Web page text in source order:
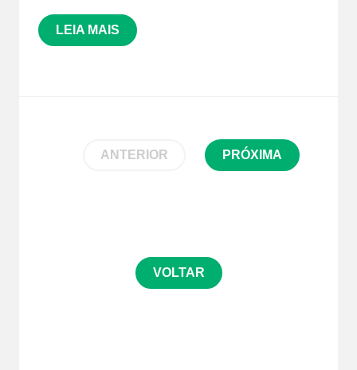
LEIA MAIS
ANTERIOR PRÓXIMA
VOLTAR